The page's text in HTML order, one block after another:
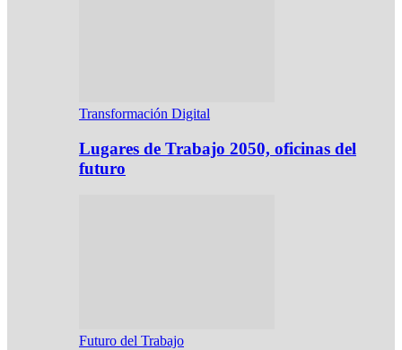
Transformación Digital
Lugares de Trabajo 2050, oficinas del
futuro
Futuro del Trabajo